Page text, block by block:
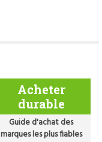
Acheter
durable
Guide d'achat des
marques les plus fiables